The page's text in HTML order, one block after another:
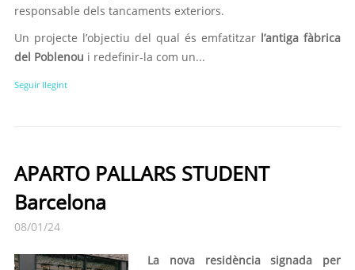
responsable dels tancaments exteriors.
Un projecte l’objectiu del qual és emfatitzar l’antiga fàbrica
del Poblenou i redefinir-la com un...
Seguir llegint
APARTO PALLARS STUDENT
Barcelona
08/01/24
La nova residència signada per